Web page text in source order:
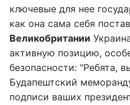
ключевые для нее
как она сама себя
Великобритании
активную позицию,
безопасности: "Ребята,
Будапештский
подписи ваших